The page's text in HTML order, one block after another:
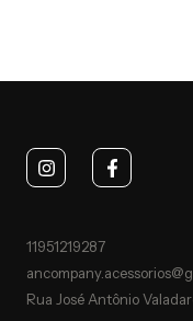
11951219287
Rua José Antônio